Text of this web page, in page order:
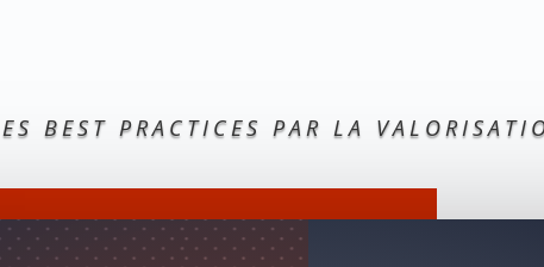
BEST PRACTICES PAR LA